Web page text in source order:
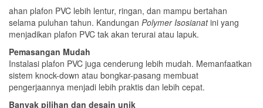
ahan plafon PVC lebih lentur, ringan, dan mampu bertahan
selama puluhan tahun. Kandungan Polymer Isosianatini yang
menjadikan plafon PVC tak akan terurai atau lapuk.
Pemasangan Mudah
Instalasi plafon PVC juga cenderung lebih mudah. Memanfaatkan
sistem knock-down atau bongkar-pasang membuat
pengerjaannya menjadi lebih praktis dan lebih cepat.
Banyak pilihan dan desain unik